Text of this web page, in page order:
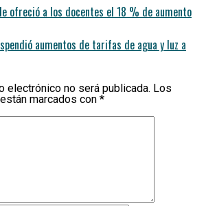
ofreció a los docentes el 18 % de aumento
aumentos de tarifas de agua y luz a
electrónico no será publicada. Los
marcados con *